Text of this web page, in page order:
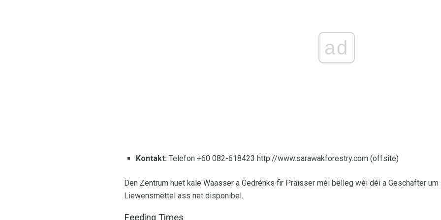
ad
Kontakt: Telefon +60 082-618423 http://www.sarawakforestry.com (offsite)
Den Zentrum huet kale Waasser a Gedrénks fir Präisser méi bëlleg wéi déi a Geschäfter um
Liewensmëttel ass net disponibel.
Feeding Times